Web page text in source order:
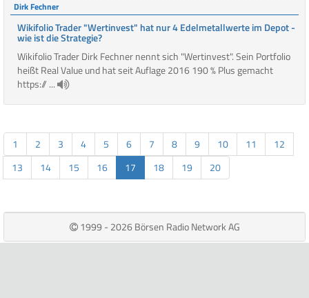
Dirk Fechner
Wikifolio Trader "Wertinvest" hat nur 4 Edelmetallwerte im Depot -
wie ist die Strategie?
Wikifolio Trader Dirk Fechner nennt sich "Wertinvest". Sein Portfolio
heißt Real Value und hat seit Auflage 2016 190 % Plus gemacht
https:// ...
1 2 3 4 5 6 7 8 9 10 11
12
13
14 15 16 17 18 19 20
1999 - 2026 Börsen Radio Network AG